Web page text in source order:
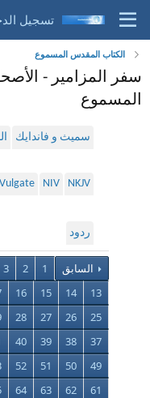
الكتاب المقدس المسموع
المسموع
سميث و فاندايك
NKJV
NIV
Vulgate
ردود
السابق 1
2
3
13
14
15
16
25
26
27
28
37
38
39
40
49
50
51
52
61
62
63
64